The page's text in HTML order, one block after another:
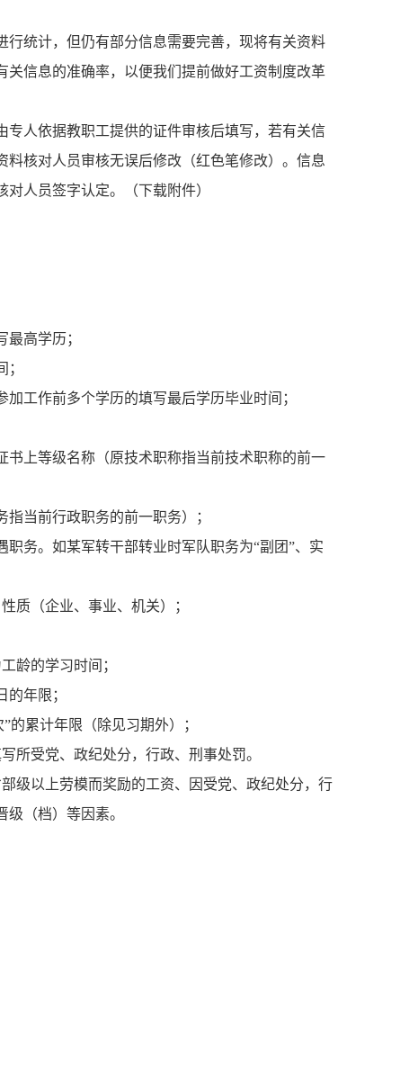
统计，但仍有部分信息需要完善，现将有关资料
信息的准确率，以便我们提前做好工资制度改革
人依据教职工提供的证件审核后填写，若有关信
核对人员审核无误后修改（红色笔修改）。信息
人员签字认定。（下载附件）
高学历；
工作前多个学历的填写最后学历毕业时间；
上等级名称（原技术职称指当前技术职称的前一
当前行政职务的前一职务）；
务。如某军转干部转业时军队职务为“副团”、实
质（企业、事业、机关）；
龄的学习时间；
年限；
的累计年限（除见习期外）；
所受党、政纪处分，行政、刑事处罚。
级以上劳模而奖励的工资、因受党、政纪处分，行
（档）等因素。